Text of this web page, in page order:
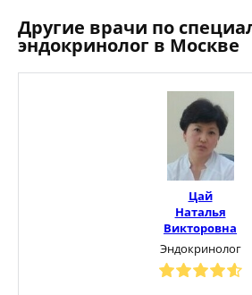
Другие врачи по
эндокринолог в Москве
Цай
Наталья
Викторовна
Эндокринолог